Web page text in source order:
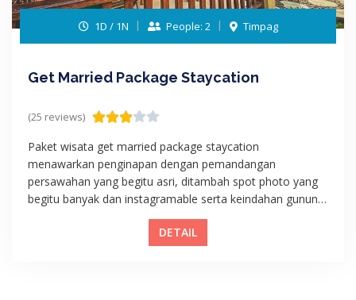
1D / 1N People: 2 Timpag
Get Married Package Staycation
(25 reviews)
Paket wisata get married package staycation
menawarkan penginapan dengan pemandangan
persawahan yang begitu asri, ditambah spot photo yang
begitu banyak dan instagramable serta keindahan gunung
batu karu yang terlihat dengan jelas, hal tersebut
menambah keindahan alam yang ada disana.
DETAIL